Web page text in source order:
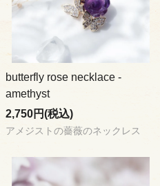
butterfly rose necklace -
amethyst
2,750円(税込)
アメジストの薔薇のネックレス